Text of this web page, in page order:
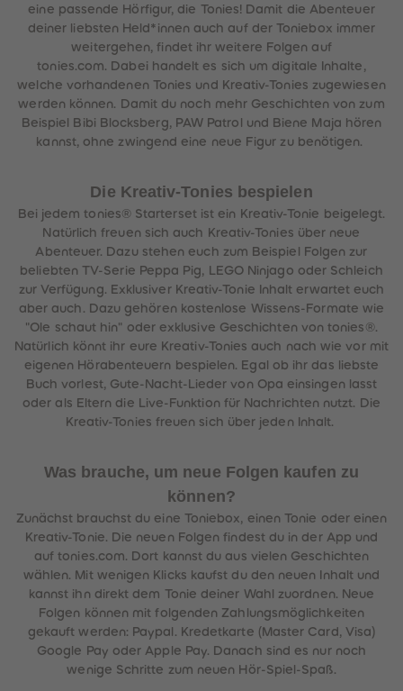
eine passende Hörfigur, die Tonies! Damit die Abenteuer
deiner liebsten Held*innen auch auf der Toniebox immer
weitergehen, findet ihr weitere Folgen auf
tonies.com. Dabei handelt es sich um digitale Inhalte,
welche vorhandenen Tonies und Kreativ-Tonies zugewiesen
werden können. Damit du noch mehr Geschichten von zum
Beispiel Bibi Blocksberg, PAW Patrol und Biene Maja hören
kannst, ohne zwingend eine neue Figur zu benötigen.
Die Kreativ-Tonies bespielen
Bei jedem tonies® Starterset ist ein Kreativ-Tonie beigelegt.
Natürlich freuen sich auch Kreativ-Tonies über neue
Abenteuer. Dazu stehen euch zum Beispiel Folgen zur
beliebten TV-Serie Peppa Pig, LEGO Ninjago oder Schleich
zur Verfügung. Exklusiver Kreativ-Tonie Inhalt erwartet euch
aber auch. Dazu gehören kostenlose Wissens-Formate wie
"Ole schaut hin" oder exklusive Geschichten von tonies®.
Natürlich könnt ihr eure Kreativ-Tonies auch nach wie vor mit
eigenen Hörabenteuern bespielen. Egal ob ihr das liebste
Buch vorlest, Gute-Nacht-Lieder von Opa einsingen lasst
oder als Eltern die Live-Funktion für Nachrichten nutzt. Die
Kreativ-Tonies freuen sich über jeden Inhalt.
Was brauche, um neue Folgen kaufen zu
können?
Zunächst brauchst du eine Toniebox, einen Tonie oder einen
Kreativ-Tonie. Die neuen Folgen findest du in der App und
auf tonies.com. Dort kannst du aus vielen Geschichten
wählen. Mit wenigen Klicks kaufst du den neuen Inhalt und
kannst ihn direkt dem Tonie deiner Wahl zuordnen. Neue
Folgen können mit folgenden Zahlungsmöglichkeiten
gekauft werden: Paypal. Kredetkarte (Master Card, Visa)
Google Pay oder Apple Pay. Danach sind es nur noch
wenige Schritte zum neuen Hör-Spiel-Spaß.